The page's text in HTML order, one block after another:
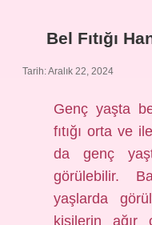
Bel Fıtığı
Tarih: Aralık 22, 2024
Genç yaşta
fıtığı orta ve
da genç
görülebilir.
yaşlarda
kişilerin ağır